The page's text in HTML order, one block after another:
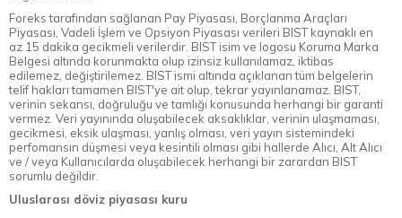
Foreks tarafından sağlanan Pay Piyasası, Borçlanma Araçları
Piyasası, Vadeli İşlem ve Opsiyon Piyasası verileri BIST kaynaklı en
az 15 dakika gecikmeli verilerdir. BIST isim ve logosu Koruma Marka
Belgesi altında korunmakta olup izinsiz kullanılamaz, iktibas
edilemez, değiştirilemez. BIST ismi altında açıklanan tüm belgelerin
telif hakları tamamen BIST'ye ait olup, tekrar yayınlanamaz. BIST,
verinin sekansı, doğruluğu ve tamlığı konusunda herhangi bir garanti
vermez. Veri yayınında oluşabilecek aksaklıklar, verinin ulaşmaması,
gecikmesi, eksik ulaşması, yanlış olması, veri yayın sistemindeki
perfomansın düşmesi veya kesintili olması gibi hallerde Alıcı, Alt Alıcı
ve / veya Kullanıcılarda oluşabilecek herhangi bir zarardan BIST
sorumlu değildir.
Uluslarası döviz piyasası kuru